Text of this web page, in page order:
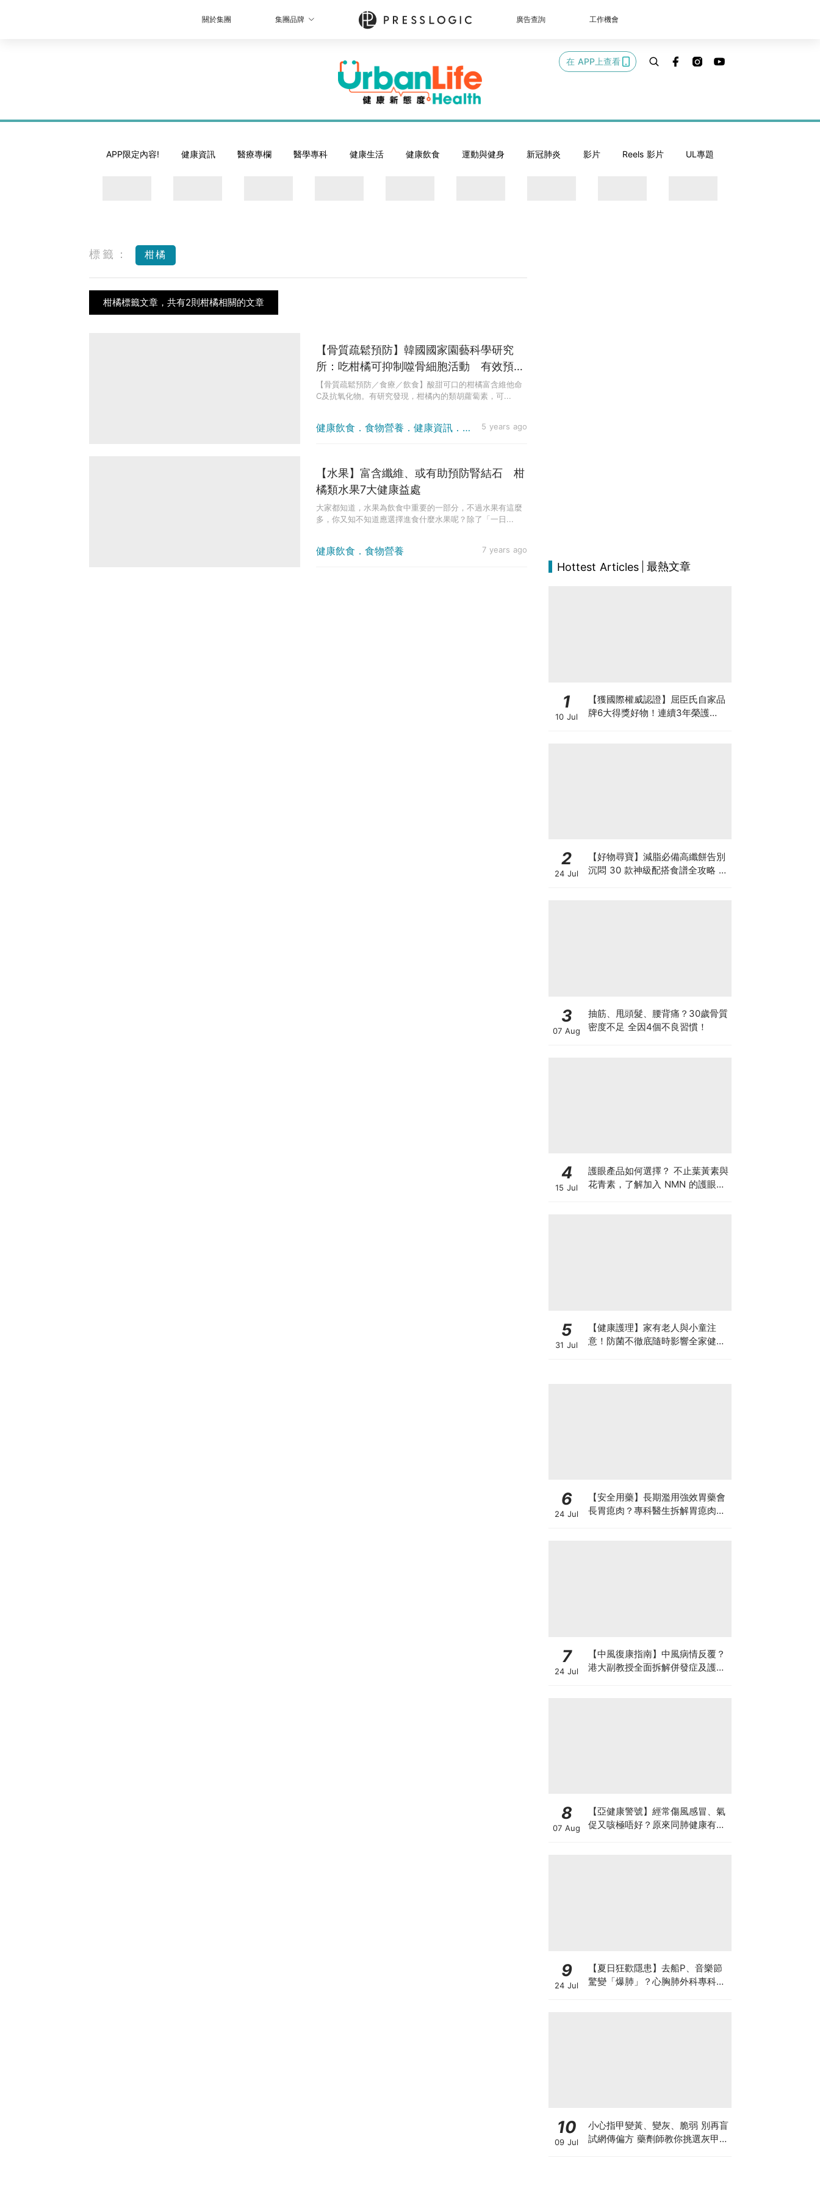
關於集團 集團品牌 廣告查詢 工作機會
在 APP上查看
APP限定內容! 健康資訊 醫療專欄 醫學專科 健康生活 健康飲食 運動與健身 新冠肺炎 影片 Reels 影片 UL專題
標籤： 柑橘
柑橘標籤文章，共有2則柑橘相關的文章
健康飲食．食物營養．健康資訊．醫療新聞 5 years ago
【骨質疏鬆預防】韓國國家園藝科學研究
所：吃柑橘可抑制噬骨細胞活動 有效預防
骨質疏鬆
【骨質疏鬆預防／食療／飲食】酸甜可口的柑橘富含維他命
C及抗氧化物。有研究發現，柑橘內的類胡蘿蔔素，可...
健康飲食．食物營養 7 years ago
【水果】富含纖維、或有助預防腎結石 柑
橘類水果7大健康益處
大家都知道，水果為飲食中重要的一部分，不過水果有這麼
多，你又知不知道應選擇進食什麼水果呢？除了「一日...
Hottest Articles 最熱文章
1
10 Jul
【獲國際權威認證】屈臣氏自家品
牌6大得獎好物！連續3年榮護
2
24 Jul
【好物尋寶】減脂必備高纖餅告別
沉悶 30 款神級配搭食譜全攻略 日
3
07 Aug
抽筋、甩頭髮、腰背痛？30歲骨質
密度不足 全因4個不良習慣！
4
15 Jul
護眼產品如何選擇？ 不止葉黃素與
花青素，了解加入 NMN 的護眼方
5
31 Jul
【健康護理】家有老人與小童注
意！防菌不徹底隨時影響全家健康
6
24 Jul
【安全用藥】長期濫用強效胃藥會
長胃瘜肉？專科醫生拆解胃瘜肉癌
7
24 Jul
【中風復康指南】中風病情反覆？
港大副教授全面拆解併發症及護理
8
07 Aug
【亞健康警號】經常傷風感冒、氣
促又咳極唔好？原來同肺健康有
9
24 Jul
【夏日狂歡隱患】去船P、音樂節
驚變「爆肺」？心胸肺外科專科醫
10
09 Jul
小心指甲變黃、變灰、脆弱 別再盲
試網傳偏方 藥劑師教你挑選灰甲產